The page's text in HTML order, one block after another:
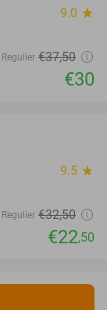
9.0 star
Regulier €37,50
€30
9.5 star
Regulier €32,50
€22,50